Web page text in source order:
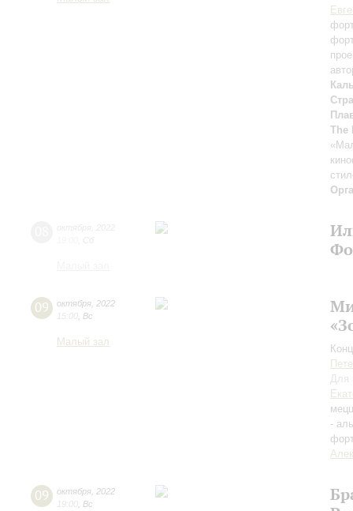
The
09 октября 2022
15:00 Вс
Малый зал
Для
-
09 октября 2022
19:00 Вс